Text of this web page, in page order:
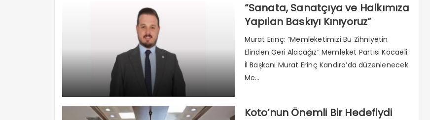
“Sanata, Sanatçıya ve Halkımıza
Yapılan Baskıyı Kınıyoruz”
Murat Erinç: “Memleketimizi Bu Zihniyetin
Elinden Geri Alacağız” Memleket Partisi Kocaeli
İl Başkanı Murat Erinç Kandıra’da düzenlenecek
Me...
Koto’nun Önemli Bir Hedefiydi